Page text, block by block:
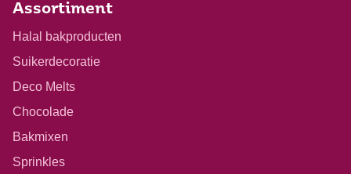
Assortiment
Halal bakproducten
Suikerdecoratie
Deco Melts
Chocolade
Bakmixen
Sprinkles